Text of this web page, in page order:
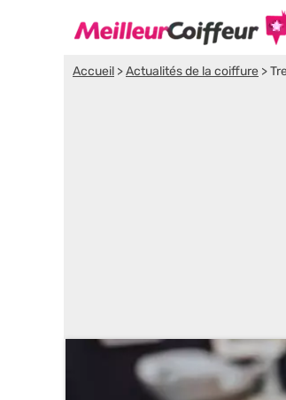
Accueil >Actualités de la coiffure >